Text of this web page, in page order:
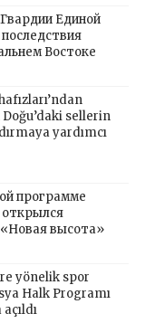
Единой
Востоке
sellerin
yardımcı
программе
открылся
высота»
yönelik spor
Halk Programı